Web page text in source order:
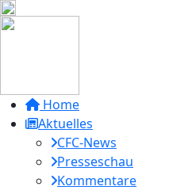
Home
Aktuelles
CFC-News
Presseschau
Kommentare